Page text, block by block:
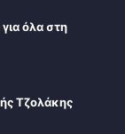
όλα στη
Τζολάκης